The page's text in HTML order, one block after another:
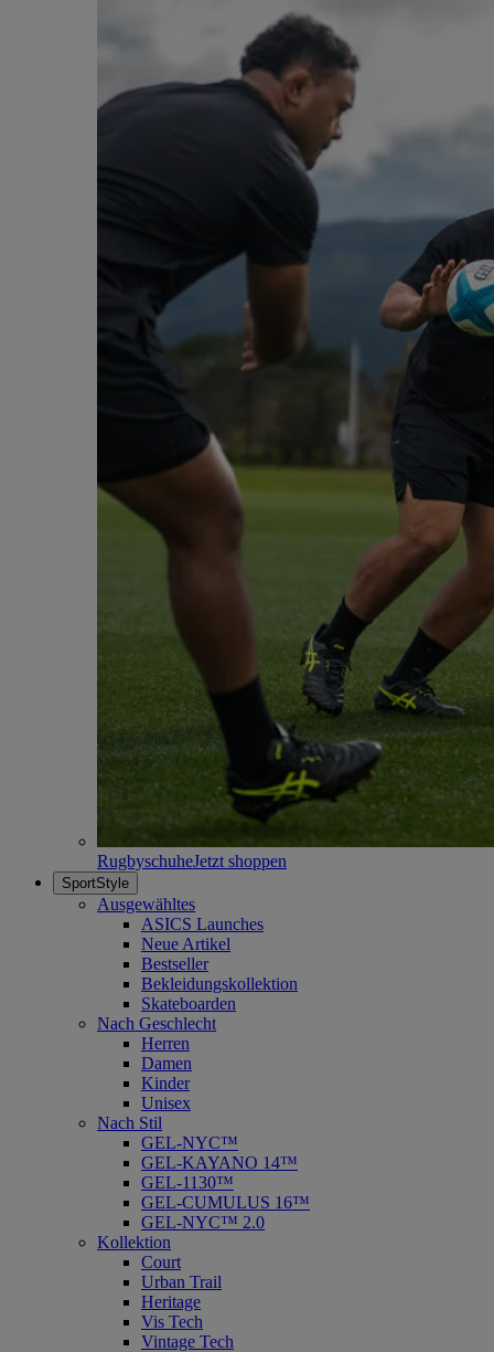
RugbyschuheJetzt shoppen
SportStyle
Ausgewähltes
ASICS Launches
Neue Artikel
Bestseller
Bekleidungskollektion
Skateboarden
Nach Geschlecht
Herren
Damen
Kinder
Unisex
Nach Stil
GEL-NYC™
GEL-KAYANO 14™
GEL-1130™
GEL-CUMULUS 16™
GEL-NYC™ 2.0
Kollektion
Court
Urban Trail
Heritage
Vis Tech
Vintage Tech